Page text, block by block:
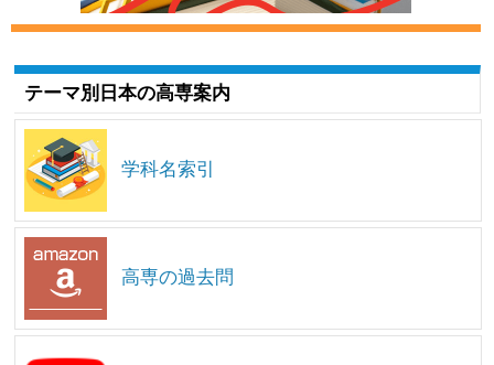
テーマ別日本の高専案内
学科名索引
高専の過去問